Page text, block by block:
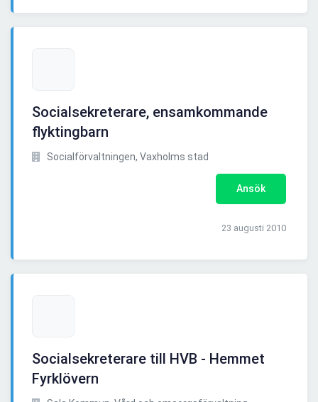
Socialsekreterare, ensamkommande
flyktingbarn
Socialförvaltningen, Vaxholms stad
Ansök
23 augusti 2010
Socialsekreterare till HVB - Hemmet
Fyrklövern